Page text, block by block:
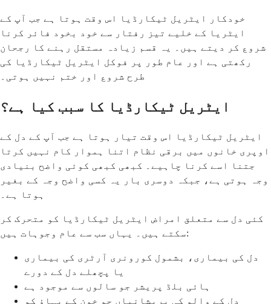
خودکار ایٹریل ٹیکارڈیا اس وقت ہوتا ہے جب آپ کے
ایٹریا کے خلیے تیز رفتار سے خود بخود فائر کرنا
شروع کر دیتے ہیں۔ یہ قسم زیادہ مستقل رہنے کا رجحان
رکھتی ہے اور عام طور پر فوکل ایٹریل ٹیکارڈیا کی
طرح شروع اور ختم نہیں ہوتی۔
ایٹریل ٹیکارڈیا کا سبب کیا ہے؟
ایٹریل ٹیکارڈیا اس وقت تیار ہوتا ہے جب آپ کے دل کے
اوپری خانوں میں برقی نظام اتنا ہموار کام نہیں کرتا
جتنا اسے کرنا چاہیے۔ کبھی کبھی کوئی واضح بنیادی
وجہ ہوتی ہے، جبکہ دوسری بار یہ کسی واضح وجہ کے بغیر
ہوتا ہے۔
کئی دل سے متعلق امراض ایٹریل ٹیکارڈیا کو متحرک کر
سکتے ہیں۔ یہاں سب سے عام وجوہات ہیں:
دل کی بیماری، بشمول کورونری آرٹری کی بیماری
یا پچھلے دل کے دورے
ہائی بلڈ پریشر جو سالوں سے موجود ہے
دل کے والو کی پریشانیاں جو خون کے بہاؤ کو